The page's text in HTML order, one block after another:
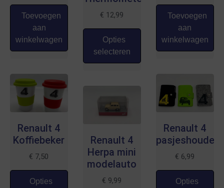
Toevoegen
aan
winkelwagen
Toevoegen
aan
winkelwagen
€ 12,99
Opties
selecteren
Renault 4
Koffiebeker
€ 7,50
Opties
Renault 4
pasjeshouder
€ 6,99
Opties
Renault 4
Herpa mini
modelauto
€ 9,99